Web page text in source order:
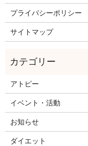
プライバシーポリシー
サイトマップ
アトピー
イベント・活動
お知らせ
ダイエット